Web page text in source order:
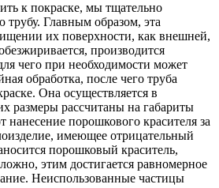
к покраске, мы тщательно
Главным образом, эта
их поверхности, как внешней,
производится
чего при необходимости может
обработка, после чего труба
Она осуществляется в
размеры рассчитаны на габариты
нанесение порошкового красителя за
имеющее отрицательный
порошковый краситель,
этим достигается равномерное
Неиспользованные частицы